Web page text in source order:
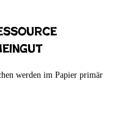
werden im Papier primär